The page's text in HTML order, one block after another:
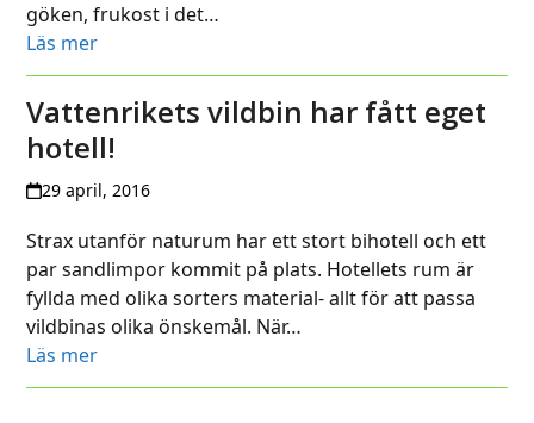
göken, frukost i det…
Läs mer
Vattenrikets vildbin har fått eget
hotell!
29 april, 2016
Strax utanför naturum har ett stort bihotell och ett
par sandlimpor kommit på plats. Hotellets rum är
fyllda med olika sorters material- allt för att passa
vildbinas olika önskemål. När…
Läs mer